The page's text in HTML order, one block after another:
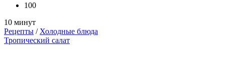
100
10 минут
Рецепты / Холодные блюда
Тропический салат